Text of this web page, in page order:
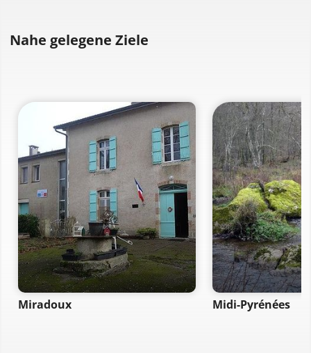
Nahe gelegene Ziele
Miradoux Midi-Pyrénées